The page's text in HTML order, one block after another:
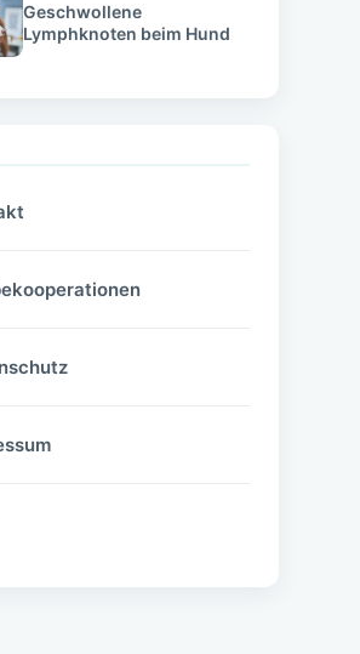
Geschwollene
Lymphknoten beim Hund